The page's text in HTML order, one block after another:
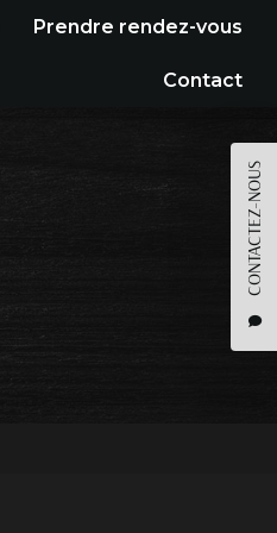
CONTACTEZ-NOUS
Prendre rendez-vous
Contact